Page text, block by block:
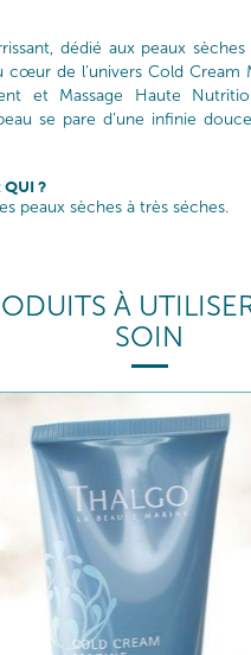
dédié aux peaux
cœur de l’univers Cold Cream
et Massage Haute
se pare d’une infinie
QUI ?
peaux sèches à très séches.
À
SOIN